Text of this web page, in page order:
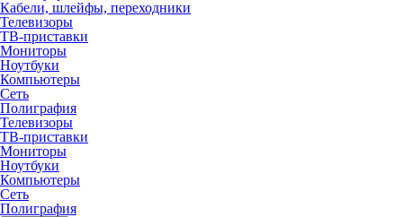
Кабели, шлейфы, переходники
Телевизоры
ТВ-приставки
Мониторы
Ноутбуки
Компьютеры
Сеть
Полиграфия
Телевизоры
ТВ-приставки
Мониторы
Ноутбуки
Компьютеры
Сеть
Полиграфия